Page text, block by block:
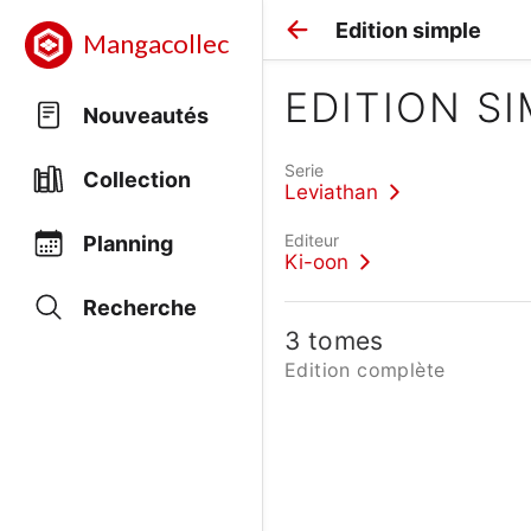
Mangacollec
Nouveautés
Collection
Planning
Recherche
Edition simple
EDITION
Serie
Leviathan
Editeur
Ki-oon
3 tomes
Edition complète